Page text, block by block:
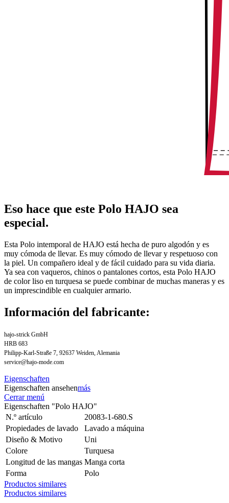
Eso hace que este Polo HAJO sea
especial.
Esta Polo intemporal de HAJO está hecha de puro algodón y es
muy cómoda de llevar. Es muy cómodo de llevar y respetuoso con
la piel. Un compañero ideal y de fácil cuidado para su vida diaria.
Ya sea con vaqueros, chinos o pantalones cortos, esta Polo HAJO
de color liso en turquesa se puede combinar de muchas maneras y es
un imprescindible en cualquier armario.
Información del fabricante:
hajo-strick GmbH
HRB 683
Philipp-Karl-Straße 7, 92637 Weiden, Alemania
service@hajo-mode.com
Eigenschaften
Eigenschaften ansehenmás
Cerrar menú
Eigenschaften "Polo HAJO"
N.º artículo
20083-1-680.S
Propiedades de lavado
Lavado a máquina
Diseño & Motivo
Uni
Colore
Turquesa
Longitud de las mangas Manga corta
Forma
Polo
Productos similares
Productos similares